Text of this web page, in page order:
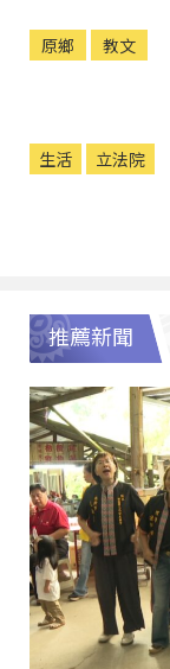
原鄉 教文
生活 立法院
推薦新聞